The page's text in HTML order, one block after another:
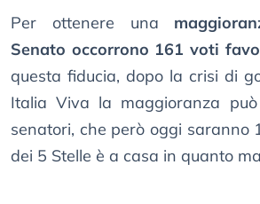
Per ottenere una
Senato occorrono 161 voti
questa fiducia, dopo la crisi di
Italia Viva la maggioranza
senatori, che però oggi saranno
dei 5 Stelle è a casa in quanto